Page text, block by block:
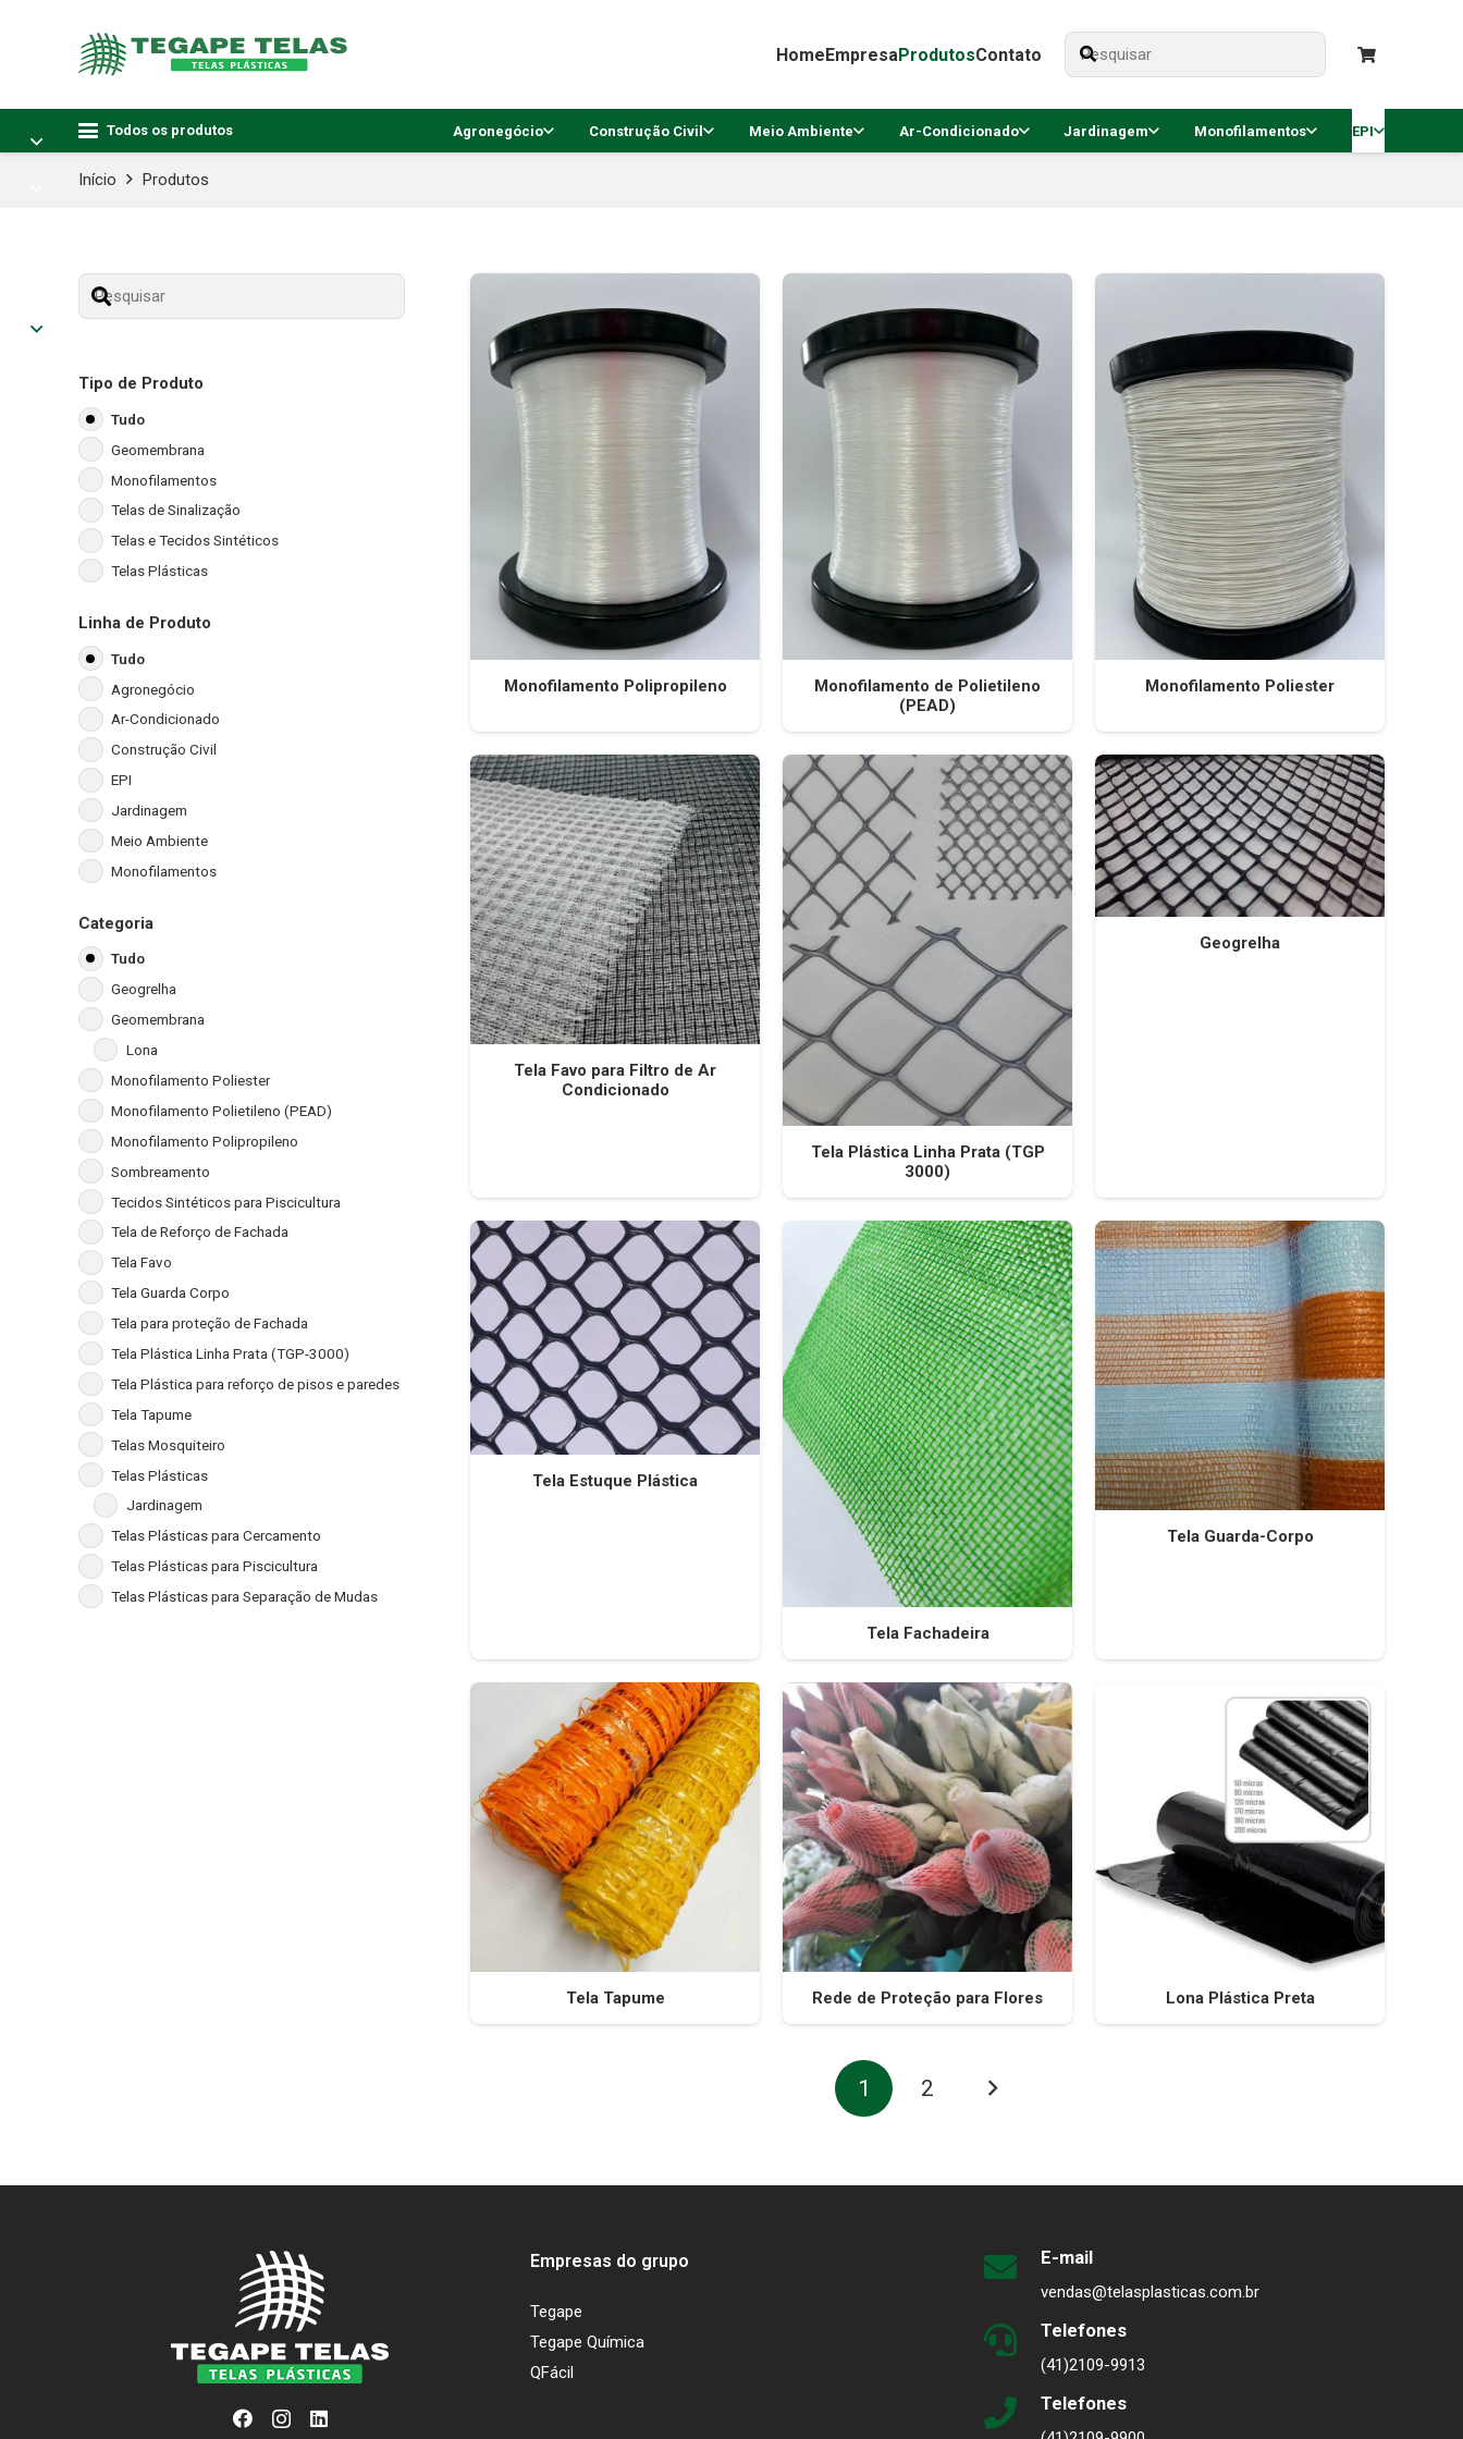
HomeEmpresaProdutosContato
Todos os produtos Agronegócio Construção Civil Meio Ambiente Ar-Condicionado Jardinagem Monofilamentos EPI
Início Produtos
Monofilamento Polipropileno
Monofilamento de Polietileno
(PEAD)
Monofilamento Poliester
Tela Favo para Filtro de Ar
Condicionado
Tela Plástica Linha Prata (TGP
3000)
Geogrelha
Tela Estuque Plástica
Tela Fachadeira
Tela Guarda-Corpo
Tela Tapume Rede de Proteção para Flores Lona Plástica Preta
1 2
Tipo de Produto
Tudo
Geomembrana
Monofilamentos
Telas de Sinalização
Telas e Tecidos Sintéticos
Telas Plásticas
Linha de Produto
Tudo
Agronegócio
Ar-Condicionado
Construção Civil
EPI
Jardinagem
Meio Ambiente
Monofilamentos
Categoria
Tudo
Geogrelha
Geomembrana
Lona
Monofilamento Poliester
Monofilamento Polietileno (PEAD)
Monofilamento Polipropileno
Sombreamento
Tecidos Sintéticos para Piscicultura
Tela de Reforço de Fachada
Tela Favo
Tela Guarda Corpo
Tela para proteção de Fachada
Tela Plástica Linha Prata (TGP-3000)
Tela Plástica para reforço de pisos e paredes
Tela Tapume
Telas Mosquiteiro
Telas Plásticas
Jardinagem
Telas Plásticas para Cercamento
Telas Plásticas para Piscicultura
Telas Plásticas para Separação de Mudas
Empresas do grupo
Tegape
Tegape Química
QFácil
E-mail
vendas@telasplasticas.com.br
Telefones
(41)2109-9913
Telefones